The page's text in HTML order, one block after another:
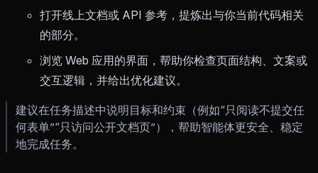
打开线上文档或 API 参考，提炼出与你当前代码相关
的部分。
浏览 Web 应用的界面，帮助你检查页面结构、文案或
交互逻辑，并给出优化建议。
建议在任务描述中说明目标和约束（例如“只阅读不提交任
何表单”“只访问公开文档页”），帮助智能体更安全、稳定
地完成任务。